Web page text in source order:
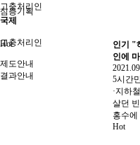
심층기획
고충처리인
제도안내
결과안내
고충처리인
국제
Hot 인기 "
인에
5시간
·지하
살던
홍수
Hot